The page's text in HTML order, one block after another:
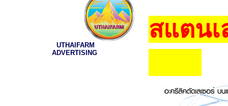
UTHAIFARM
ADVERTISING
สแตน